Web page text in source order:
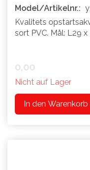
Model/Artikelnr.:
Kvalitets
sort PVC. Mål: L29
0,00
Nicht auf Lager
In den Warenkorb